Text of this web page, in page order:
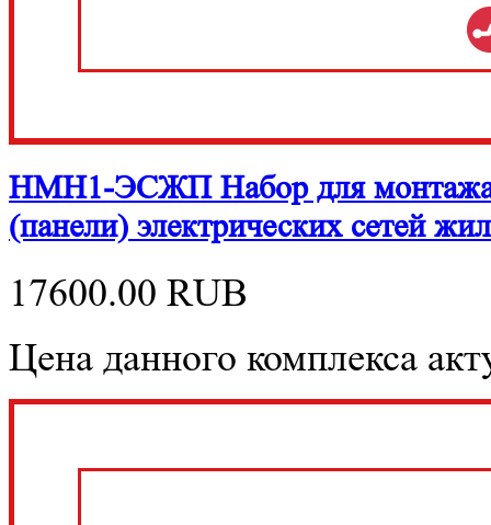
НМН1-ЭСЖП Набор для монтажа
(панели) электрических сетей
17600.00 RUB
Цена данного комплекса